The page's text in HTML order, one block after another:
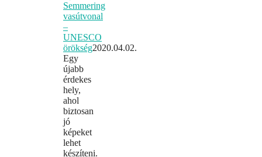
Semmering
vasútvonal
–
UNESCO
örökség2020.04.02.
Egy
újabb
érdekes
hely,
ahol
biztosan
jó
képeket
lehet
készíteni.